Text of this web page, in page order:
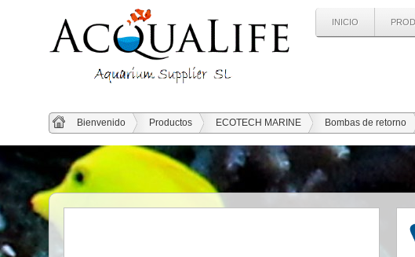
INICIO
Bienvenido Productos ECOTECH MARINE Bombas de retorno